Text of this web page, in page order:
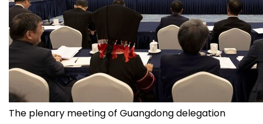
The plenary meeting of Guangdong delegation